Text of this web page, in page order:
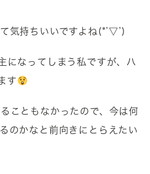
気持ちいいですよね(*’▽’)
になってしまう私ですが、ハ
す
こともなかったので、今は何
のかなと前向きにとらえたい